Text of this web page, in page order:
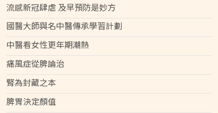
流感新冠肆虐 及早預防是妙方
國醫大師與名中醫傳承學習計劃
中醫看女性更年期潮熱
痛風症從脾論治
腎為封藏之本
脾胃決定顏值